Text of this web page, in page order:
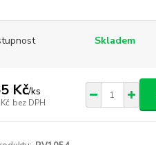
Skladem
Kč/ks
bez DPH